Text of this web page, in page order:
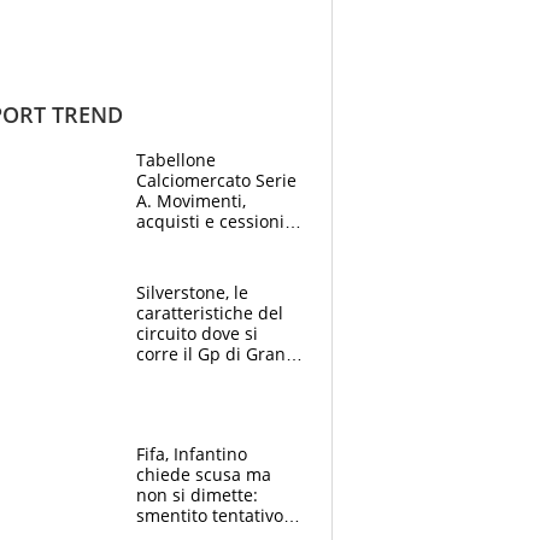
TREND
Tabellone
Calciomercato Serie
A. Movimenti,
acquisti e cessioni:
Silverstone, le
caratteristiche del
circuito dove si
corre il Gp di Gran
Fifa, Infantino
chiede scusa ma
non si dimette:
smentito tentativo di